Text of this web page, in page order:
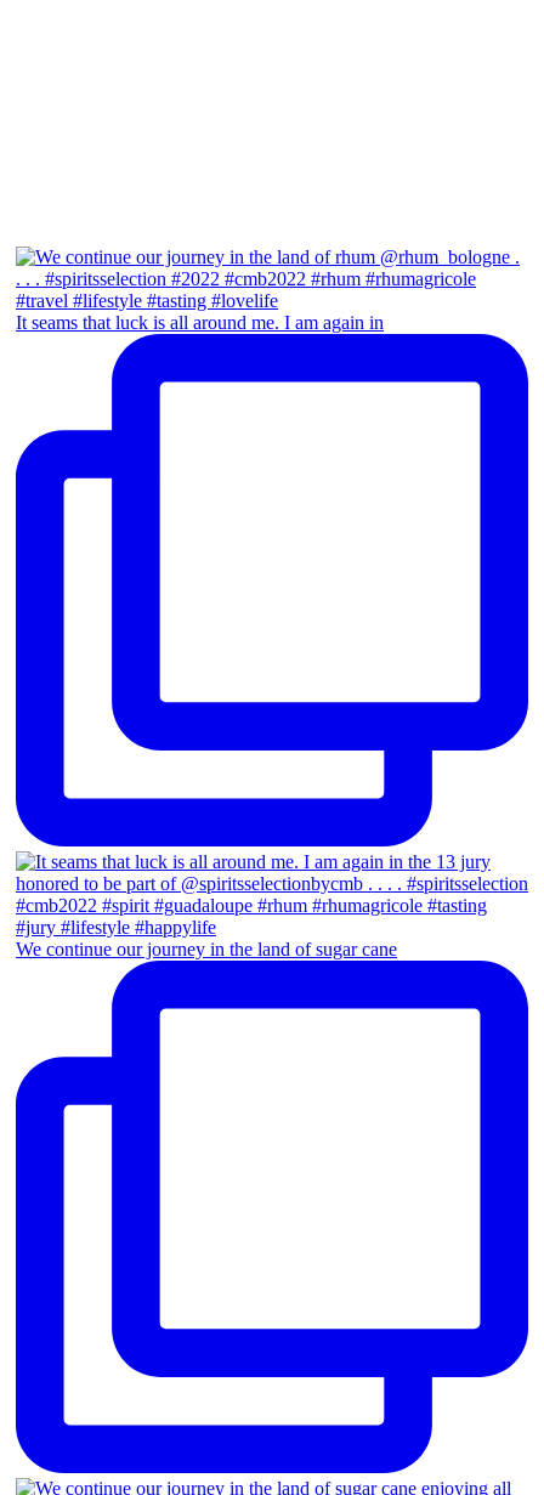
It seams that luck is all around me. I am again in
We continue our journey in the land of sugar cane